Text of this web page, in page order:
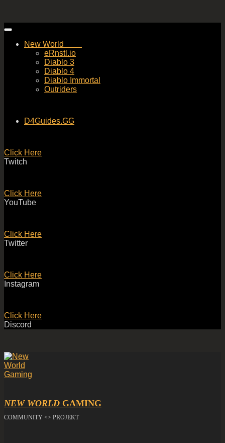
Skip
contentNew World
eRnstl.io
Diablo 3
Diablo 4
Diablo Immortal
Outriders
D4Guides.GG
Click Here
Twitch
Click Here
YouTube
Click Here
Twitter
Click Here
Instagram
Click Here
Discord
NEW WORLD GAMING
COMMUNITY <> PROJEKT